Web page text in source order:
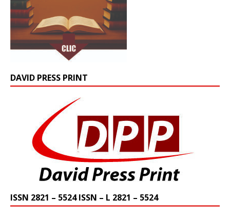
DAVID PRESS PRINT
ISSN 2821 – 5524 ISSN – L 2821 – 5524